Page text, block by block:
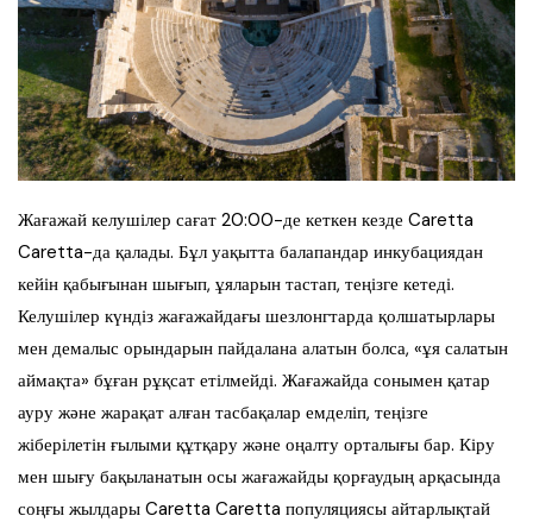
Жағажай келушілер сағат 20:00-де кеткен кезде Caretta
Caretta-да қалады. Бұл уақытта балапандар инкубациядан
кейін қабығынан шығып, ұяларын тастап, теңізге кетеді.
Келушілер күндіз жағажайдағы шезлонгтарда қолшатырлары
мен демалыс орындарын пайдалана алатын болса, «ұя салатын
аймақта» бұған рұқсат етілмейді. Жағажайда сонымен қатар
ауру және жарақат алған тасбақалар емделіп, теңізге
жіберілетін ғылыми құтқару және оңалту орталығы бар. Кіру
мен шығу бақыланатын осы жағажайды қорғаудың арқасында
соңғы жылдары Caretta Caretta популяциясы айтарлықтай